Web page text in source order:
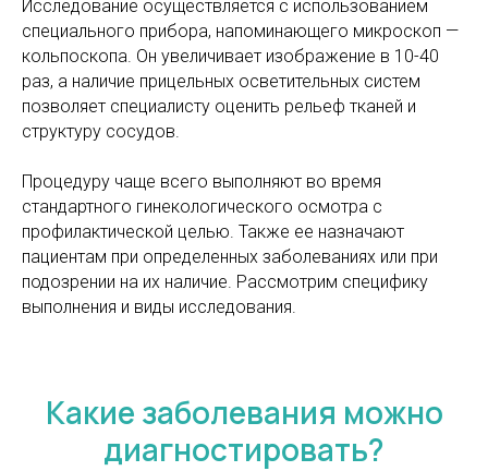
Исследование осуществляется с использованием
специального прибора, напоминающего микроскоп —
кольпоскопа. Он увеличивает изображение в 10-40
раз, а наличие прицельных осветительных систем
позволяет специалисту оценить рельеф тканей и
структуру сосудов.
Процедуру чаще всего выполняют во время
стандартного гинекологического осмотра с
профилактической целью. Также ее назначают
пациентам при определенных заболеваниях или при
подозрении на их наличие. Рассмотрим специфику
выполнения и виды исследования.
Какие заболевания можно
диагностировать?